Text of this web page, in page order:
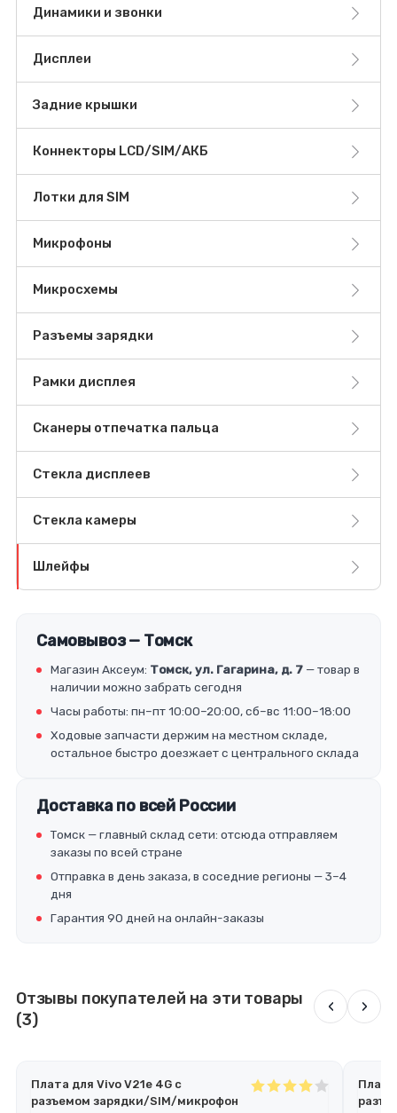
Динамики и звонки
Дисплеи
Задние крышки
Коннекторы LCD/SIM/АКБ
Лотки для SIM
Микрофоны
Микросхемы
Разъемы зарядки
Рамки дисплея
Сканеры отпечатка пальца
Стекла дисплеев
Стекла камеры
Шлейфы
Самовывоз — Томск
Магазин Аксеум: Томск, ул. Гагарина, д. 7 — товар в
наличии можно забрать сегодня
Часы работы: пн–пт 10:00–20:00, сб–вс 11:00–18:00
Ходовые запчасти держим на местном складе,
остальное быстро доезжает с центрального склада
Доставка по всей России
Томск — главный склад сети: отсюда отправляем
заказы по всей стране
Отправка в день заказа, в соседние регионы — 3–4
дня
Гарантия 90 дней на онлайн-заказы
Отзывы покупателей на эти товары
(3)
‹ ›
Плата для Vivo V21e 4G с
разъемом зарядки/SIM/микрофон
Плата